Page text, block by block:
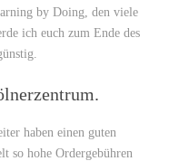
by Doing, den viele
ich euch zum Ende des
haben einen guten
so hohe Ordergebühren